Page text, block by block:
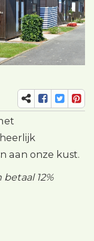
aan onze kust.
12%